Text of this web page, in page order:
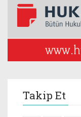
Takip Et